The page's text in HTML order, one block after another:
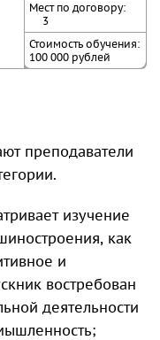
Мест по договору:
3
Стоимость обучения:
100 000 рублей
преподаватели
изучение
как
и
востребован
деятельности